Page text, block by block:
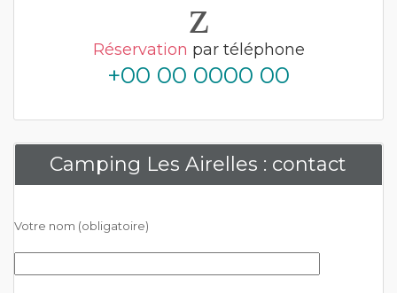
Réservation par téléphone
+00 00 0000 00
Camping Les Airelles : contact
Votre nom (obligatoire)